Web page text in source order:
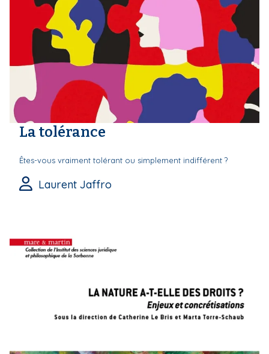
La tolérance
Êtes-vous vraiment tolérant ou simplement indifférent ?
Laurent Jaffro